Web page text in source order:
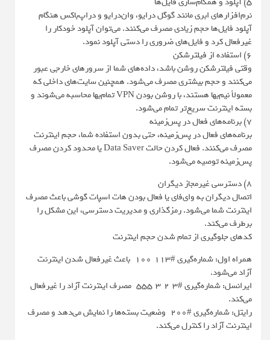
نرم‌افزارهای ابری مانند گوگل درایو، وان‌درایو و دراپ‌باکس هنگام
آپلود فایل‌ها حجم زیادی مصرف می‌کنند. می‌توان آپلود خودکار را
غیرفعال کرد و فایل‌های ضروری را دستی آپلود نمود.
6) استفاده از فیلترشکن
وقتی فیلترشکن روشن باشد، داده‌های شما از سرورهای خارجی عبور
می‌کنند و حجم بیشتری مصرف می‌شود. همچنین سایت‌های داخلی که
معمولاً نیم‌بها هستند، با روشن بودن VPN تمام‌بها محاسبه می‌شوند و
بسته اینترنت سریع‌تر تمام می‌شود.
7) برنامه‌های فعال در پس‌زمینه
برنامه‌های فعال در پس‌زمینه، حتی بدون استفاده شما، حجم اینترنت
مصرف می‌کنند. فعال کردن حالت Data Saver یا محدود کردن مصرف
پس‌زمینه توصیه می‌شود.
8) دسترسی غیرمجاز دیگران
اتصال دیگران به وای‌فای یا فعال بودن هات اسپات گوشی باعث مصرف
اینترنت شما می‌شود. رمزگذاری و مدیریت دسترسی، این مشکل را
برطرف می‌کند.
کدهای جلوگیری از تمام شدن حجم اینترنت
همراه اول: شماره‌گیری #۱۱۳*۱۰۰* باعث غیرفعال شدن اینترنت
آزاد می‌شود.
ایرانسل: شماره‌گیری #۳*۲*۳*۵۵۵* مصرف اینترنت آزاد را غیرفعال
می‌کند.
رایتل: شماره‌گیری #۲۰۰* وضعیت بسته‌ها را نمایش می‌دهد و مصرف
اینترنت آزاد را کنترل می‌کند.